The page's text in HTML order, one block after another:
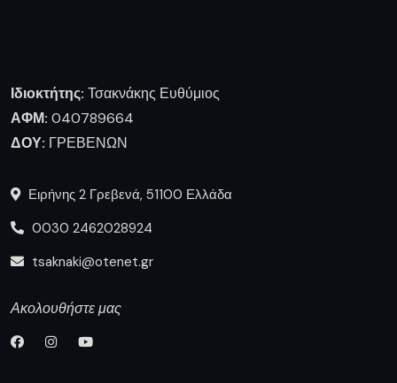
Ιδιοκτήτης: Τσακνάκης Ευθύμιος
ΑΦΜ: 040789664
ΔΟΥ: ΓΡΕΒΕΝΩΝ
Ειρήνης 2 Γρεβενά, 51100 Ελλάδα
0030 2462028924
tsaknaki@otenet.gr
Ακολουθήστε μας